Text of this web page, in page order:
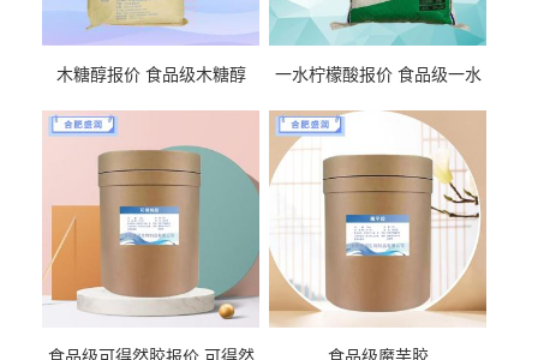
木糖醇报价 食品级木糖醇
一水柠檬酸报价 食品级一水